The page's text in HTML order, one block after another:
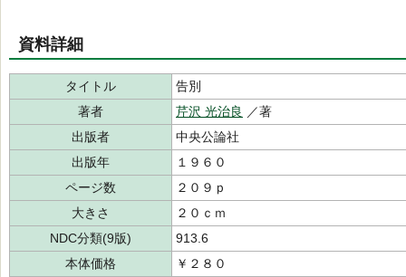
資料詳細
タイトル
告別
著者
芹沢 光治良 ／著
出版者
中央公論社
出版年
１９６０
ページ数
２０９ｐ
大きさ
２０ｃｍ
NDC分類(9版)
913.6
本体価格
￥２８０